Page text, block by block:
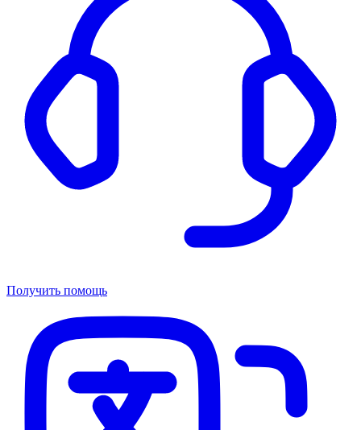
Получить помощь